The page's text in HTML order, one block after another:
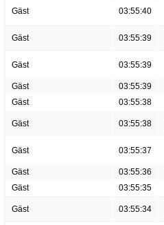
Gäst 03:55:40
Gäst 03:55:39
Gäst 03:55:39
Gäst
03:55:39
Gäst
03:55:38
Gäst 03:55:38
Gäst 03:55:37
Gäst
03:55:36
Gäst
03:55:35
Gäst 03:55:34